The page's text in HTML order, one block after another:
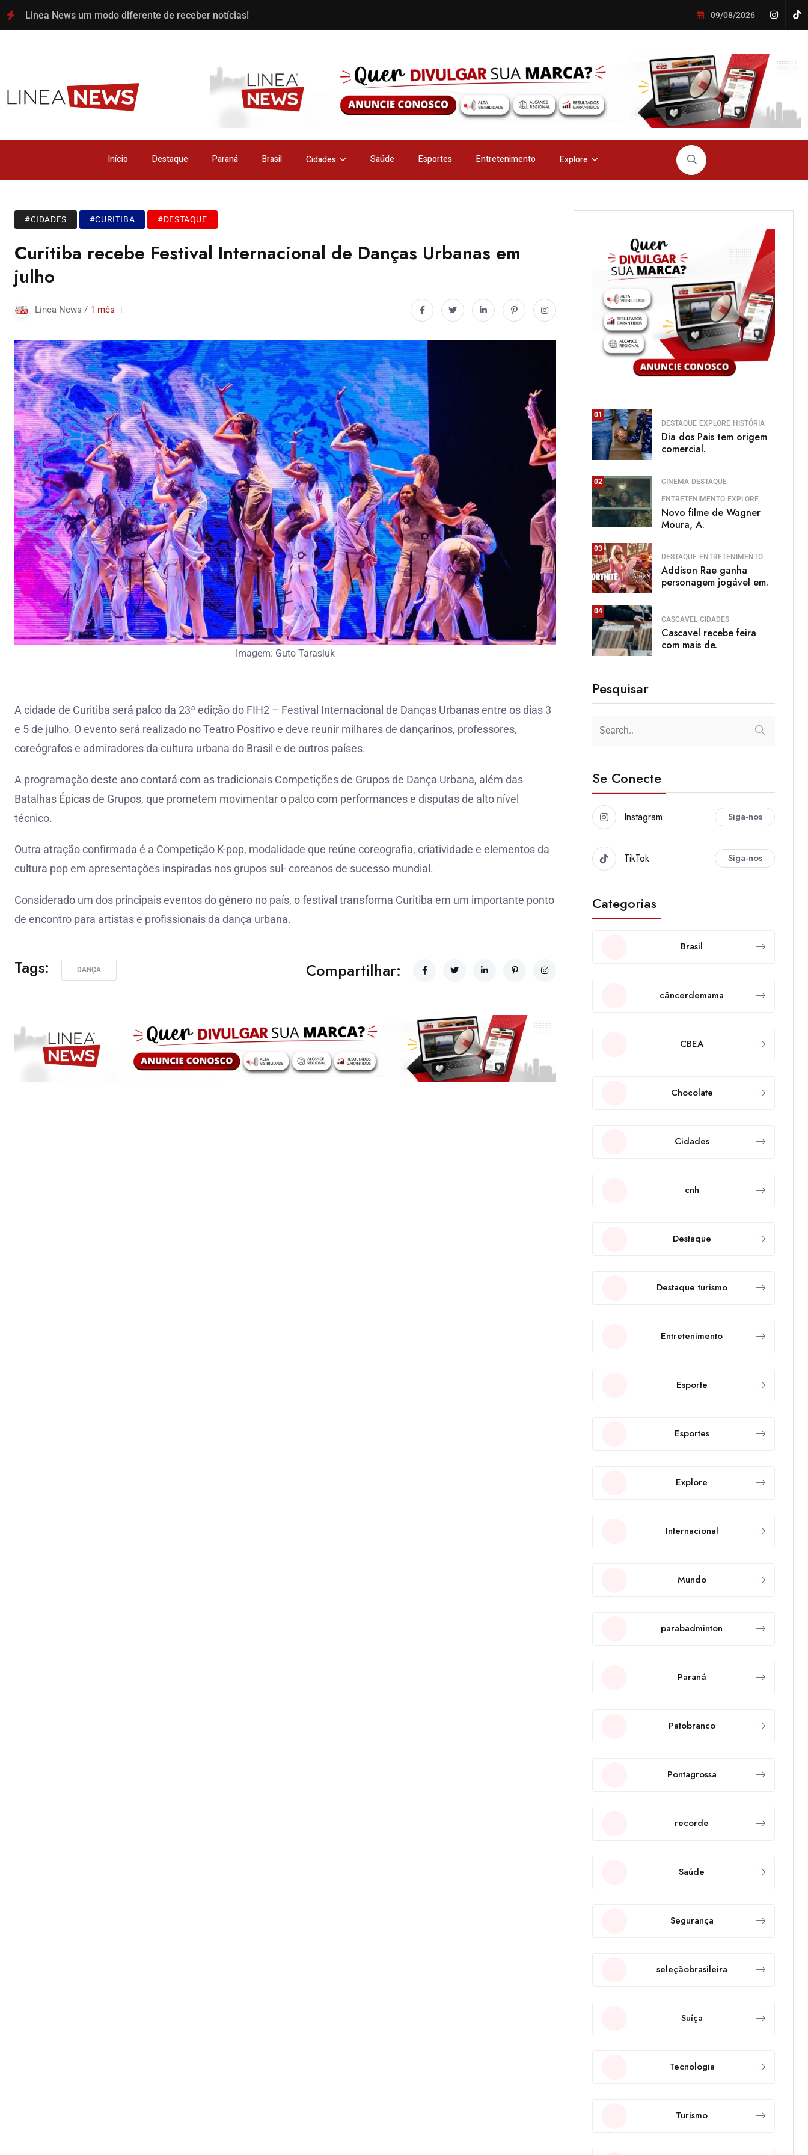
Linea News um modo diferente de receber notícias! 09/08/2026
Início Destaque Paraná Brasil Cidades Saúde Esportes Entretenimento Explore
#CIDADES #CURITIBA #DESTAQUE
Curitiba recebe Festival Internacional de Danças Urbanas em
julho
Linea News / 1 mês
Imagem: Guto Tarasiuk
A cidade de Curitiba será palco da 23ª edição do FIH2 – Festival Internacional de Danças Urbanas entre os dias 3
e 5 de julho. O evento será realizado no Teatro Positivo e deve reunir milhares de dançarinos, professores,
coreógrafos e admiradores da cultura urbana do Brasil e de outros países.
A programação deste ano contará com as tradicionais Competições de Grupos de Dança Urbana, além das
Batalhas Épicas de Grupos, que prometem movimentar o palco com performances e disputas de alto nível
técnico.
Outra atração confirmada é a Competição K-pop, modalidade que reúne coreografia, criatividade e elementos da
cultura pop em apresentações inspiradas nos grupos sul- coreanos de sucesso mundial.
Considerado um dos principais eventos do gênero no país, o festival transforma Curitiba em um importante ponto
de encontro para artistas e profissionais da dança urbana.
Tags: DANÇA Compartilhar:
01
DESTAQUE EXPLORE HISTÓRIA
Dia dos Pais tem origem
comercial.
02 CINEMA DESTAQUE
ENTRETENIMENTO EXPLORE
Novo filme de Wagner
Moura, A.
03
DESTAQUE ENTRETENIMENTO
Addison Rae ganha
personagem jogável em.
04
CASCAVEL CIDADES
Cascavel recebe feira
com mais de.
Pesquisar
Se Conecte
Instagram Siga-nos
TikTok Siga-nos
Categorias
Brasil
câncerdemama
CBEA
Chocolate
Cidades
cnh
Destaque
Destaque turismo
Entretenimento
Esporte
Esportes
Explore
Internacional
Mundo
parabadminton
Paraná
Patobranco
Pontagrossa
recorde
Saúde
Segurança
seleçãobrasileira
Suíça
Tecnologia
Turismo